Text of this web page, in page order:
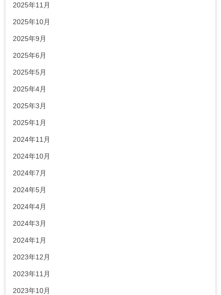
2025年11月
2025年10月
2025年9月
2025年6月
2025年5月
2025年4月
2025年3月
2025年1月
2024年11月
2024年10月
2024年7月
2024年5月
2024年4月
2024年3月
2024年1月
2023年12月
2023年11月
2023年10月